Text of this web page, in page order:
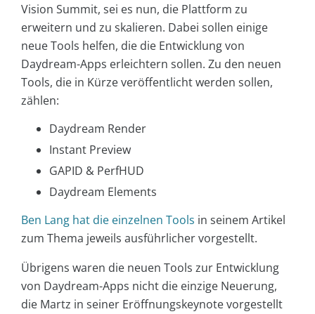
Vision Summit, sei es nun, die Plattform zu
erweitern und zu skalieren. Dabei sollen einige
neue Tools helfen, die die Entwicklung von
Daydream-Apps erleichtern sollen. Zu den neuen
Tools, die in Kürze veröffentlicht werden sollen,
zählen:
Daydream Render
Instant Preview
GAPID & PerfHUD
Daydream Elements
Ben Lang hat die einzelnen Tools in seinem Artikel
zum Thema jeweils ausführlicher vorgestellt.
Übrigens waren die neuen Tools zur Entwicklung
von Daydream-Apps nicht die einzige Neuerung,
die Martz in seiner Eröffnungskeynote vorgestellt